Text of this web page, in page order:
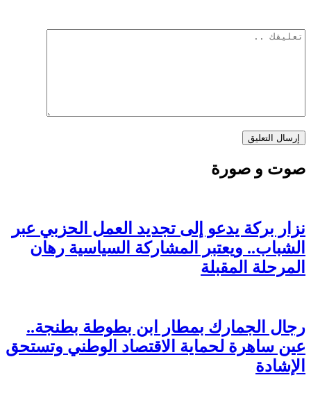
صوت و صورة
نزار بركة يدعو إلى تجديد العمل الحزبي عبر
الشباب.. ويعتبر المشاركة السياسية رهان
المرحلة المقبلة
رجال الجمارك بمطار ابن بطوطة بطنجة..
عين ساهرة لحماية الاقتصاد الوطني وتستحق
الإشادة